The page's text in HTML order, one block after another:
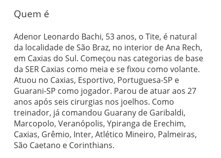
Quem é
Adenor Leonardo Bachi, 53 anos, o Tite, é natural
da localidade de São Braz, no interior de Ana Rech,
em Caxias do Sul. Começou nas categorias de base
da SER Caxias como meia e se fixou como volante.
Atuou no Caxias, Esportivo, Portuguesa-SP e
Guarani-SP como jogador. Parou de atuar aos 27
anos após seis cirurgias nos joelhos. Como
treinador, já comandou Guarany de Garibaldi,
Marcopolo, Veranópolis, Ypiranga de Erechim,
Caxias, Grêmio, Inter, Atlético Mineiro, Palmeiras,
São Caetano e Corinthians.